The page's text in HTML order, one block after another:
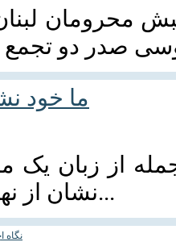
است. جنبش
ما خود
نشان از نهایت درد اوست... ه...
نگاه